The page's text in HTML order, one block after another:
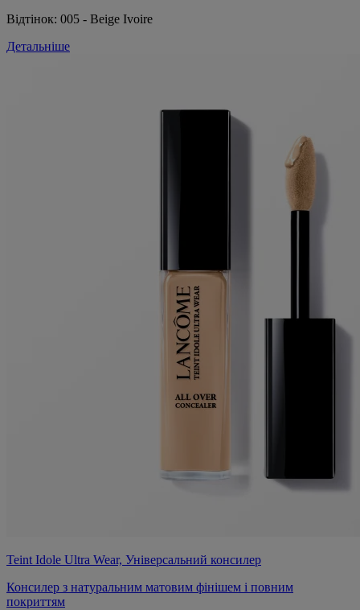
Відтінок: 005 - Beige Ivoire
Детальніше
Teint Idole Ultra Wear, Універсальний консилер
Консилер з натуральним матовим фінішем і повним
покриттям